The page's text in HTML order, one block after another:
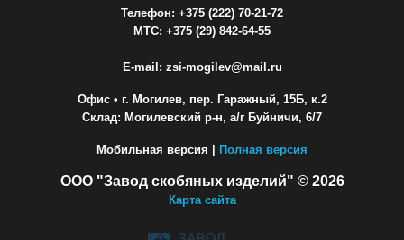
Телефон: +375 (222) 70-21-72
МТС: +375 (29) 842-64-55
E-mail: zsi-mogilev@mail.ru
Офис• г. Могилев, пер. Гаражный, 15Б, к.2
Склад: Могилевский р-н, а/г Буйничи, 6/7
Мобильная версия | Полная версия
ООО "Завод скобяных изделий" © 2026
Карта сайта